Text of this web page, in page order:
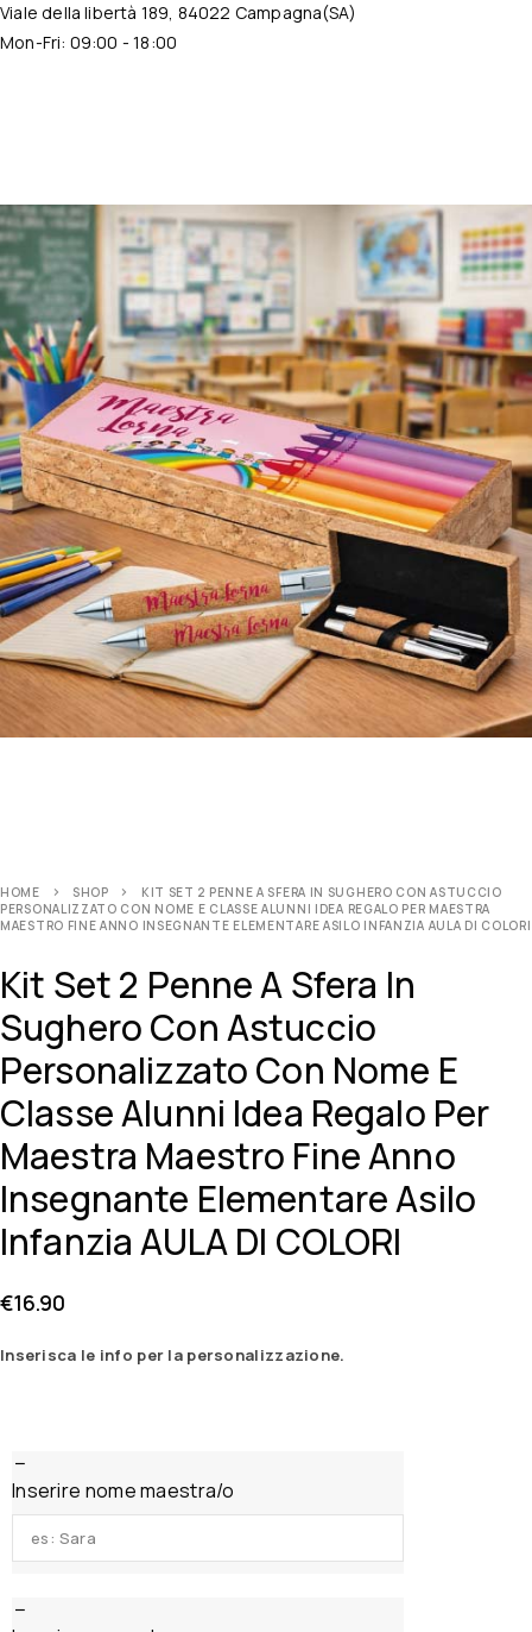
Viale della libertà 189, 84022 Campagna(SA)
Mon-Fri: 09:00 - 18:00
HOME SHOP
KIT SET 2 PENNE A SFERA IN SUGHERO CON ASTUCCIO
PERSONALIZZATO CON NOME E CLASSE ALUNNI IDEA REGALO PER MAESTRA
MAESTRO FINE ANNO INSEGNANTE ELEMENTARE ASILO INFANZIA AULA DI COLORI
Kit Set 2 Penne A Sfera In
Sughero Con Astuccio
Personalizzato Con Nome E
Classe Alunni Idea Regalo Per
Maestra Maestro Fine Anno
Insegnante Elementare Asilo
Infanzia AULA DI COLORI
€16.90
Inserisca le info per la personalizzazione.
Inserire nome maestra/o